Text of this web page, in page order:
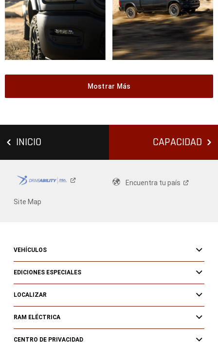
Mostrar Más
INICIO CAPACIDAD
Encuentra tupaís
Site Map
VEHÍCULOS
EDICIONES ESPECIALES
LOCALIZAR
RAM ELÉCTRICA
CENTRO DE PRIVACIDAD